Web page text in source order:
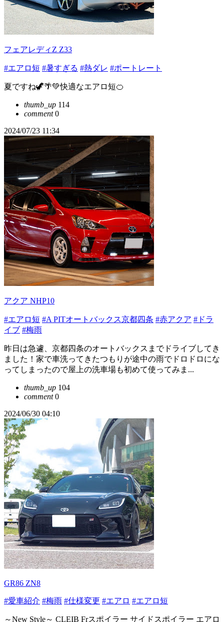
フェアレディZ Z33
#エアロ短 #暑すぎる #熱ダレ #ポートレート
夏ですね🦖🌴💚快適なエアロ短🍊
thumb_up 114
comment0
2024/07/23 11:34
アクア NHP10
#エアロ短 #A PITオートバックス京都四条 #赤アクア #ドラ
イブ #梅雨
昨日は急遽、京都四条のオートバックスまでドライブしてき
ました！家で車洗ってきたつもりが途中の雨でドロドロにな
ってしまったので屋上の洗車場も初めて使ってみま...
thumb_up 104
comment0
2024/06/30 04:10
GR86 ZN8
#愛車紹介 #梅雨 #仕様変更 #エアロ #エアロ短
～New Style～ CLEIB Frスポイラー サイドスポイラー エアロ